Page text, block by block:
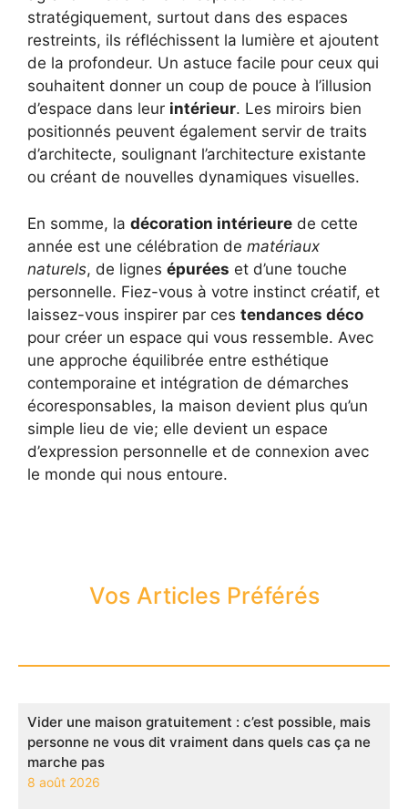
stratégiquement, surtout dans des espaces
restreints, ils réfléchissent la lumière et ajoutent
de la profondeur. Un astuce facile pour ceux qui
souhaitent donner un coup de pouce à l’illusion
d’espace dans leur intérieur. Les miroirs bien
positionnés peuvent également servir de traits
d’architecte, soulignant l’architecture existante
ou créant de nouvelles dynamiques visuelles.
En somme, la décoration intérieure de cette
année est une célébration de matériaux
naturels, de lignes épurées et d’une touche
personnelle. Fiez-vous à votre instinct créatif, et
laissez-vous inspirer par ces tendances déco
pour créer un espace qui vous ressemble. Avec
une approche équilibrée entre esthétique
contemporaine et intégration de démarches
écoresponsables, la maison devient plus qu’un
simple lieu de vie; elle devient un espace
d’expression personnelle et de connexion avec
le monde qui nous entoure.
Vos Articles Préférés
Vider une maison gratuitement : c’est possible, mais
personne ne vous dit vraiment dans quels cas ça ne
marche pas
8 août 2026